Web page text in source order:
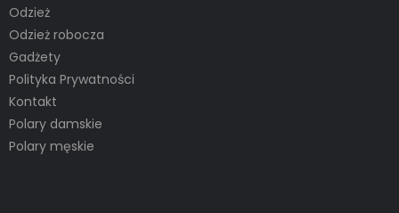
Odzież
Odzież robocza
Gadżety
Polityka Prywatności
Kontakt
Polary damskie
Polary męskie